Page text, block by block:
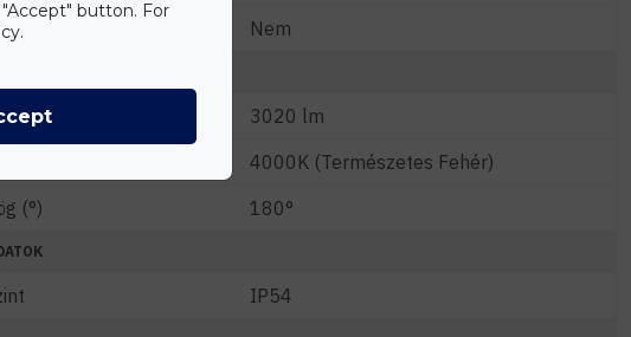
Nem
3020 lm
4000K (Természetes Fehér)
(°)
180°
IP54
button. For